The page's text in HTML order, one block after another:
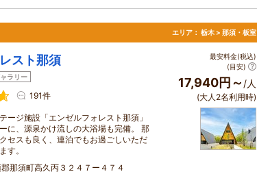
エリア： 栃木 > 那須・板室
スト那須
ラリー
191件
ージ施設「エンゼルフォレスト那須」
に、源泉かけ流しの大浴場も完備。 那
セスも良く、連泊でもお過ごしいただ
す。
那須町高久丙３２４７ー４７４
最安料金(税込)
(目安)
17,940円～ /人
(大人2名利用時)